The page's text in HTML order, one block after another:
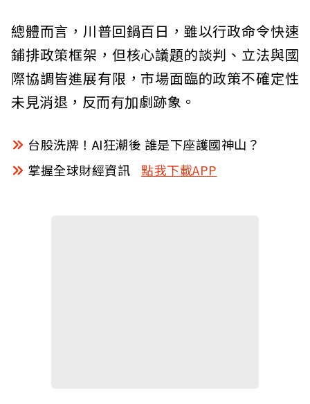
總體而言，川普回鍋百日，雖以行政命令快速
鋪排政策框架，但核心議題的談判、立法與國
際協調皆進展有限，市場面臨的政策不確定性
未見消退，反而有加劇跡象。
台股洗牌！AI狂潮後 誰是下座護國神山？
掌握全球財經資訊
點我下載APP